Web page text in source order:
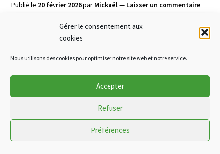
Gérer le consentement aux
cookies
Nous utilisons des cookies pour optimiser notre site web et notre service.
Accepter
Refuser
Préférences
Publié le 20 février 2026par Mickaël— Laisser un commentaire
🌱 Le soja augmente-t-il
les œstrogènes ? Vérité,
idées reçues et rôle de la
lécithine de soja